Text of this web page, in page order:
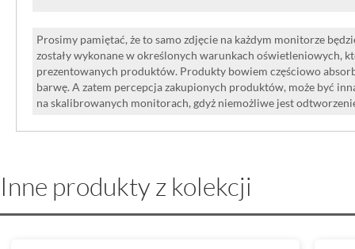
Prosimy pamiętać, że to samo zdjęcie na każdym monitorze
zostały wykonane w określonych warunkach oświetleniowych,
prezentowanych produktów. Produkty bowiem częściowo
barwę. A zatem percepcja zakupionych produktów, może być
na skalibrowanych monitorach, gdyż niemożliwe jest
Inne produkty z kolekcji